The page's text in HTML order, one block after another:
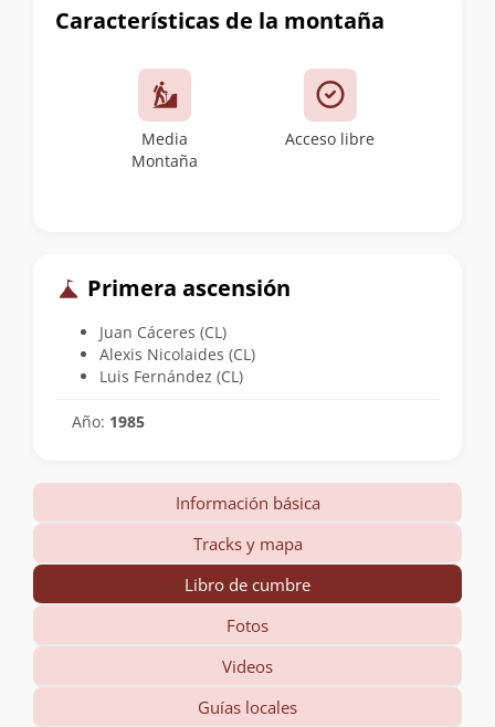
Características de la montaña
Media
Montaña
Acceso libre
Primera ascensión
Juan Cáceres (CL)
Alexis Nicolaides (CL)
Luis Fernández (CL)
Año: 1985
Información básica
Tracks y mapa
Libro de cumbre
Fotos
Videos
Guías locales